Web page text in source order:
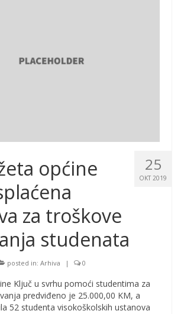
25
OKT 2019
općine
za troškove
studenata
posted in: Arhiva | 0
Ključ u svrhu pomoći studentima za
predviđeno je 25.000,00 KM, a
52 studenta visokoškolskih ustanova